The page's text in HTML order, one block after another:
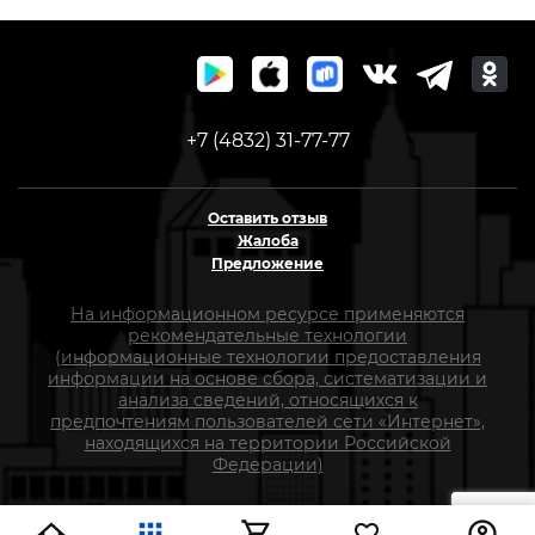
+7 (4832) 31-77-77
Оставить отзыв
Жалоба
Предложение
На информационном ресурсе применяются
рекомендательные технологии
(информационные технологии предоставления
информации на основе сбора, систематизации и
анализа сведений, относящихся к
предпочтениям пользователей сети «Интернет»,
находящихся на территории Российской
Федерации)
СтройлоН 1998-2026 г.